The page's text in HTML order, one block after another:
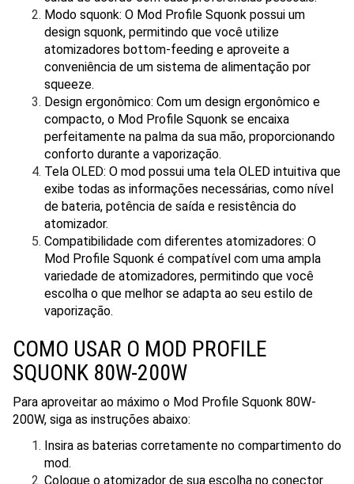
Modo squonk: O Mod Profile Squonk possui um
design squonk, permitindo que você utilize
atomizadores bottom-feeding e aproveite a
conveniência de um sistema de alimentação por
squeeze.
Design ergonômico: Com um design ergonômico e
compacto, o Mod Profile Squonk se encaixa
perfeitamente na palma da sua mão, proporcionando
conforto durante a vaporização.
Tela OLED: O mod possui uma tela OLED intuitiva que
exibe todas as informações necessárias, como nível
de bateria, potência de saída e resistência do
atomizador.
Compatibilidade com diferentes atomizadores: O
Mod Profile Squonk é compatível com uma ampla
variedade de atomizadores, permitindo que você
escolha o que melhor se adapta ao seu estilo de
vaporização.
COMO USAR O MOD PROFILE
SQUONK 80W-200W
Para aproveitar ao máximo o Mod Profile Squonk 80W-
200W, siga as instruções abaixo:
Insira as baterias corretamente no compartimento do
mod.
Coloque o atomizador de sua escolha no conector